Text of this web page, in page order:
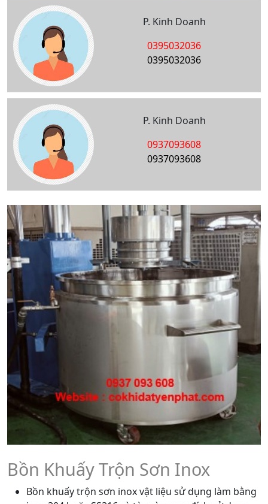
P. Kinh Doanh
0395032036
0395032036
P. Kinh Doanh
0937093608
0937093608
Bồn Khuấy Trộn Sơn Inox
Bồn khuấy trộn sơn inox vật liệu sử dụng làm bằng